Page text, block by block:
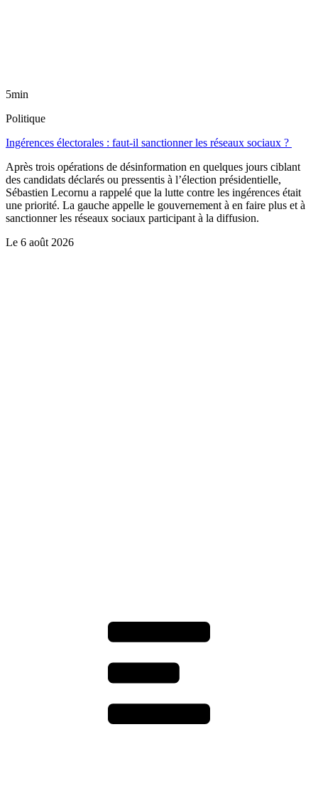
5min
Politique
Ingérences électorales : faut-il sanctionner les réseaux sociaux ?
Après trois opérations de désinformation en quelques jours ciblant
des candidats déclarés ou pressentis à l’élection présidentielle,
Sébastien Lecornu a rappelé que la lutte contre les ingérences était
une priorité. La gauche appelle le gouvernement à en faire plus et à
sanctionner les réseaux sociaux participant à la diffusion.
Le 6 août 2026